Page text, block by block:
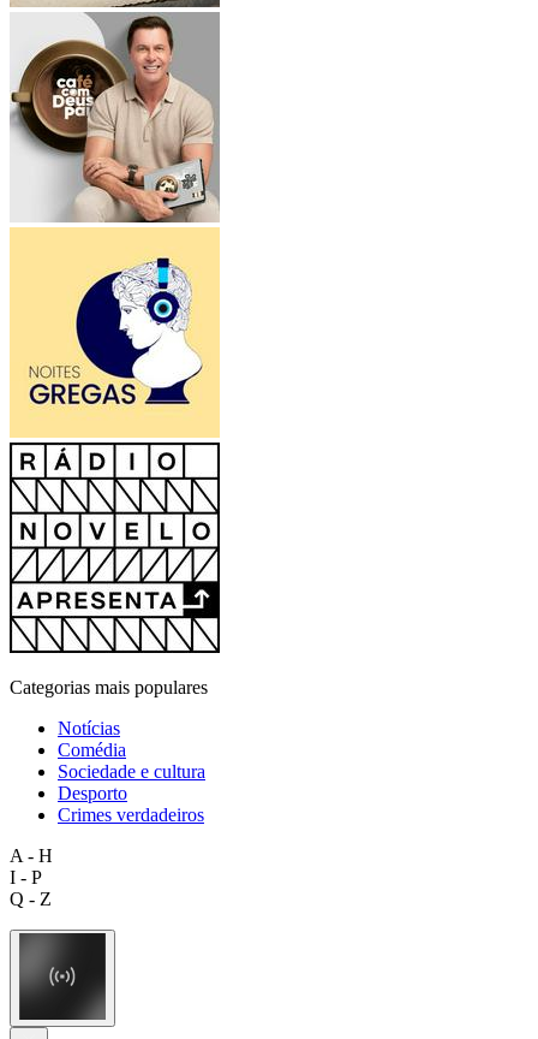
Categorias mais populares
Notícias
Comédia
Sociedade e cultura
Desporto
Crimes verdadeiros
A - H
I - P
Q - Z